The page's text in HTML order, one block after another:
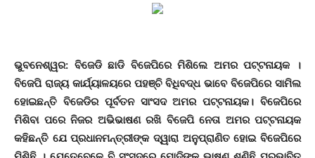
ଭୁବନେଶ୍ୱର: ବିଜେଡି ଛାଡି ବିଜେପିରେ ମିଶିଲେ ଅମର ପଟ୍ଟନାୟକ ।
ବିଜେପି ରାଜ୍ୟ କାର୍ଯ୍ୟାଳୟରେ ପହଞ୍ଚି ବିଧିବଦ୍ଧ ଭାବେ ବିଜେପିରେ ସାମିଲ
ହୋଇଛନ୍ତି ବିଜେଡିର ପୂର୍ବତନ ସାଂସଦ ଅମର ପଟ୍ଟନାୟକ। ବିଜେପିରେ
ମିଶିବା ପରେ ନିଜର ଅଭିଭାଷଣ ରଖି ବିଜେପି ନେତା ଅମର ପଟ୍ଟନାୟକ
କହିଛନ୍ତି ଯେ ପ୍ରଧାନମନ୍ତ୍ରୀଙ୍କ ଦ୍ୱାରା ଅନୁପ୍ରାଣିତ ହୋଇ ବିଜେପିରେ